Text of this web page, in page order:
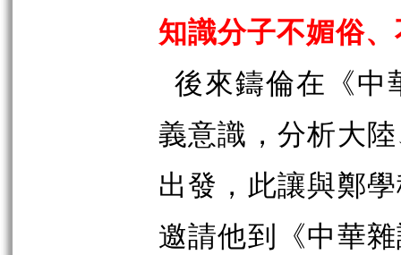
知識分子不媚俗
後來鑄倫在《中
義意識，分析大
出發，此讓與鄭
邀請他到《中華